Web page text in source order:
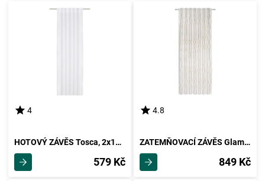
4
HOTOVÝ ZÁVĚS Tosca, 2x140/245cm, Bílá
579 Kč
4.8
ZATEMŇOVACÍ ZÁVĚS Glamour, 140/245 Cm
849 Kč